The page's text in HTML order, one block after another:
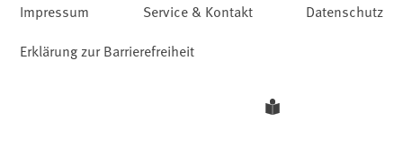
Impressum Service & Kontakt
Datenschutz
Erklärung zur Barrierefreiheit